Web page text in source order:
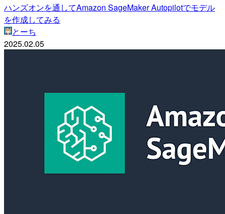
ハンズオンを通してAmazon SageMaker Autopilotでモデル
を作成してみる
とーち
2025.02.05